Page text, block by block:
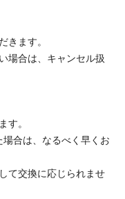
きます。
場合は、キャンセル扱
す。
合は、なるべく早くお
て交換に応じられませ